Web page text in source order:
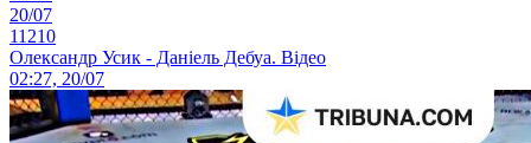
20/07
11210
Олександр Усик - Даніель Дебуа. Відео
02:27, 20/07